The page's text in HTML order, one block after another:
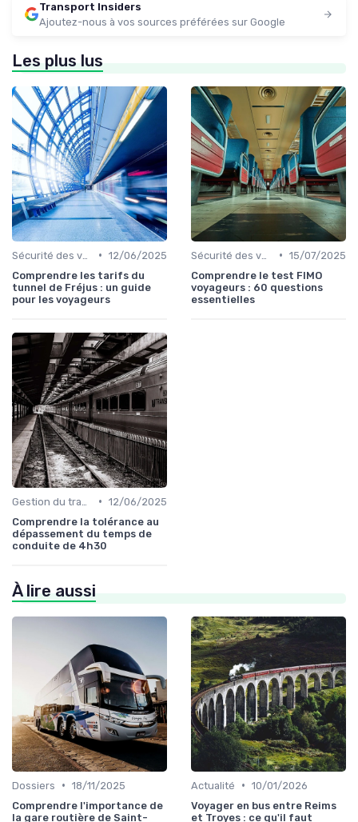
Transport Insiders
Ajoutez-nous à vos sources préférées sur Google
Les plus lus
• 12/06/2025
Comprendre les tarifs du
tunnel de Fréjus : un guide
pour les voyageurs
• 15/07/2025
Comprendre le test FIMO
voyageurs : 60 questions
essentielles
• 12/06/2025
Comprendre la tolérance au
dépassement du temps de
conduite de 4h30
À lire aussi
Dossiers • 18/11/2025
Comprendre l'importance de
la gare routière de Saint-
Actualité • 10/01/2026
Voyager en bus entre Reims
et Troyes : ce qu'il faut